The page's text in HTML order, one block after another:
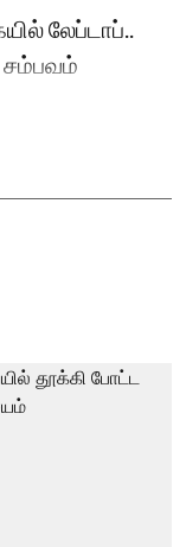
லேப்டாப்..
சம்பவம்